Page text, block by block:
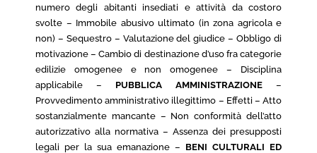
numero degli abitanti insediati e attività da costoro
svolte – Immobile abusivo ultimato (in zona agricola e
non) – Sequestro – Valutazione del giudice – Obbligo di
motivazione – Cambio di destinazione d’uso fra categorie
edilizie omogenee e non omogenee – Disciplina
applicabile – PUBBLICA AMMINISTRAZIONE –
Provvedimento amministrativo illegittimo – Effetti – Atto
sostanzialmente mancante – Non conformità dell’atto
autorizzativo alla normativa – Assenza dei presupposti
legali per la sua emanazione – BENI CULTURALI ED